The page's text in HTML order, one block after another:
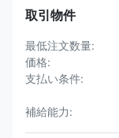
取引物件
最低注文数量:
価格:
支払い条件:
補給能力: